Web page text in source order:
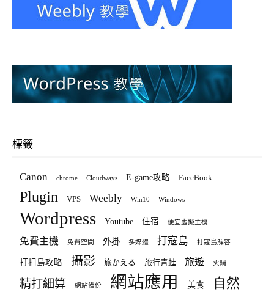
標籤
Canon chrome Cloudways E-game攻略 FaceBook
Plugin VPS Weebly Win10 Windows
Wordpress Youtube 住宿 便宜虛擬主機
免費主機 免費空間 外掛 多媒體 打寇島 打寇島解答
打扣島攻略 攝影 旅かえる 旅行青蛙 旅遊 火鍋
精打細算 網站備份 網站應用 美食 自然